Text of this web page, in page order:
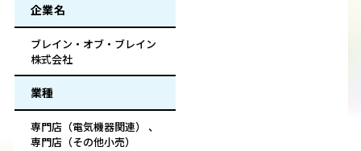
企業名
ブレイン・オブ・ブレイン
株式会社
業種
専門店（電気機器関連） 、
専門店（その他小売）